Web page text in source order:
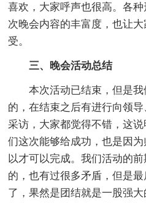
喜欢，大家呼声也很高。各
次晚会内容的丰富度，也让
受。
三、晚会活动总结
本次活动已结束，但是我
的，在结束之后有进行向领
采访，大家都觉得不错，这
们这次能够给成功，也是因
以才可以完成。我们活动的
的，也有过很多矛盾，但是
了，果然是团结就是一股强